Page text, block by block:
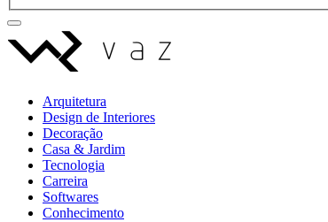
Arquitetura
Design de Interiores
Decoração
Casa & Jardim
Tecnologia
Carreira
Softwares
Conhecimento